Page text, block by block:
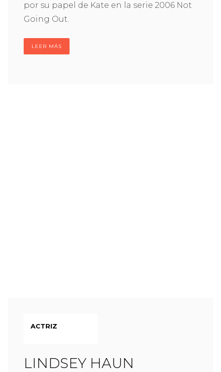
por su papel de Kate en la serie 2006 Not
Going Out.
LEER MÁS
ACTRIZ
LINDSEY HAUN